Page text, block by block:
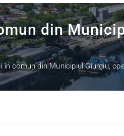
din
comun din Municipiul Giurgiu,